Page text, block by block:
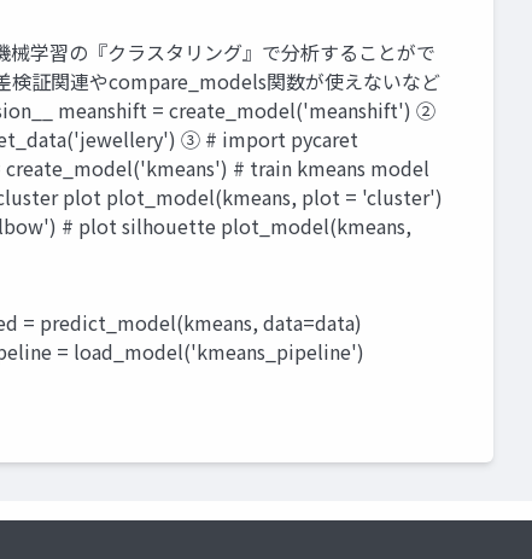
学習の『クラスタリング』で分析することがで
検証関連やcompare_models関数が使えないなど
meanshift = create_model('meanshift') ②
③ # import pycaret
# train kmeans model
plot plot_model(kmeans, plot = 'cluster')
# plot silhouette plot_model(kmeans,
= predict_model(kmeans, data=data)
= load_model('kmeans_pipeline')